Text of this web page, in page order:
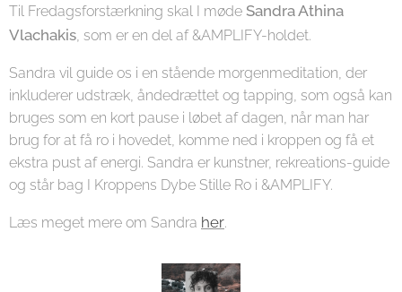
Til Fredagsforstærkning skal I møde Sandra Athina
Vlachakis, som er en del af &AMPLIFY-holdet.
Sandra vil guide os i en stående morgenmeditation, der
inkluderer udstræk, åndedrættet og tapping, som også kan
bruges som en kort pause i løbet af dagen, når man har
brug for at få ro i hovedet, komme ned i kroppen og få et
ekstra pust af energi. Sandra er kunstner, rekreations-guide
og står bag I Kroppens Dybe Stille Ro i &AMPLIFY.
Læs meget mere om Sandra her.